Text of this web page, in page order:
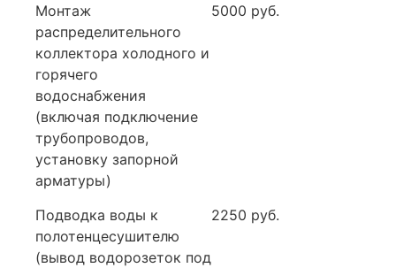
Монтаж
распределительного
коллектора холодного и
горячего
водоснабжения
(включая подключение
трубопроводов,
установку запорной
арматуры)
5000 руб.
Подводка воды к
полотенцесушителю
(вывод водорозеток под
2250 руб.